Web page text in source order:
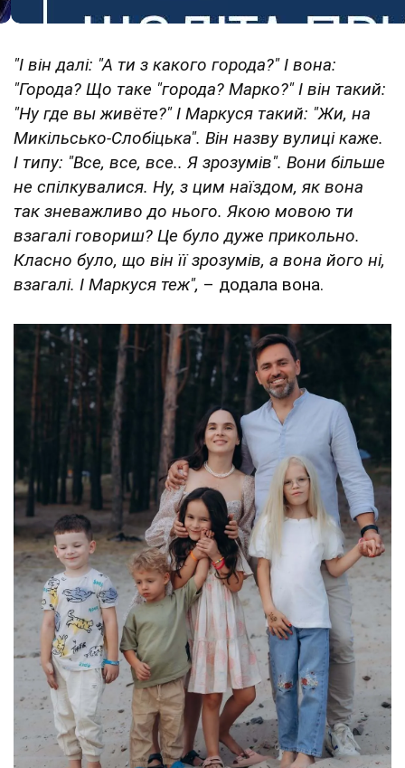
"І він далі: "А ти з какого города?" І вона:
"Города? Що таке "города? Марко?" І він такий:
"Ну где вы живёте?" І Маркуся такий: "Жи, на
Микільсько-Слобіцька". Він назву вулиці каже.
І типу: "Все, все, все.. Я зрозумів". Вони більше
не спілкувалися. Ну, з цим наїздом, як вона
так зневажливо до нього. Якою мовою ти
взагалі говориш? Це було дуже прикольно.
Класно було, що він її зрозумів, а вона його ні,
взагалі. І Маркуся теж", – додала вона.